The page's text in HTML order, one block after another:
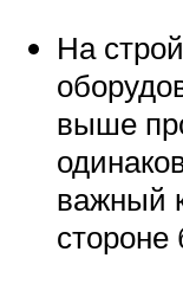
На
выше
важный
стороне